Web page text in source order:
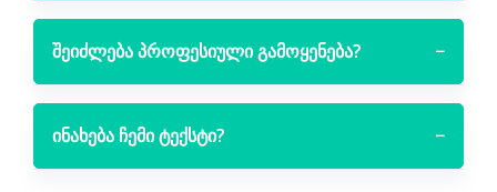
შეიძლება პროფესიული გამოყენება? −
ინახება ჩემი ტექსტი? −